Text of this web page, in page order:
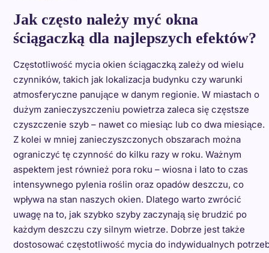
Jak często należy myć okna
ściągaczką dla najlepszych efektów?
Częstotliwość mycia okien ściągaczką zależy od wielu
czynników, takich jak lokalizacja budynku czy warunki
atmosferyczne panujące w danym regionie. W miastach o
dużym zanieczyszczeniu powietrza zaleca się częstsze
czyszczenie szyb – nawet co miesiąc lub co dwa miesiące.
Z kolei w mniej zanieczyszczonych obszarach można
ograniczyć tę czynność do kilku razy w roku. Ważnym
aspektem jest również pora roku – wiosna i lato to czas
intensywnego pylenia roślin oraz opadów deszczu, co
wpływa na stan naszych okien. Dlatego warto zwrócić
uwagę na to, jak szybko szyby zaczynają się brudzić po
każdym deszczu czy silnym wietrze. Dobrze jest także
dostosować częstotliwość mycia do indywidualnych